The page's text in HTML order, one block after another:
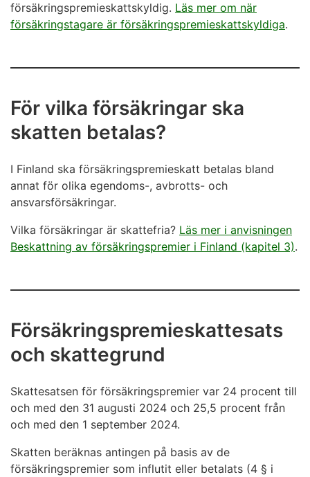
försäkringspremieskattskyldig. Läs mer om när
försäkringstagare är försäkringspremieskattskyldiga.
För vilka försäkringar ska
skatten betalas?
I Finland ska försäkringspremieskatt betalas bland
annat för olika egendoms-, avbrotts- och
ansvarsförsäkringar.
Vilka försäkringar är skattefria? Läs mer i anvisningen
Beskattning av försäkringspremier i Finland (kapitel 3).
Försäkringspremieskattesats
och skattegrund
Skattesatsen för försäkringspremier var 24 procent till
och med den 31 augusti 2024 och 25,5 procent från
och med den 1 september 2024.
Skatten beräknas antingen på basis av de
försäkringspremier som influtit eller betalats (4 § i